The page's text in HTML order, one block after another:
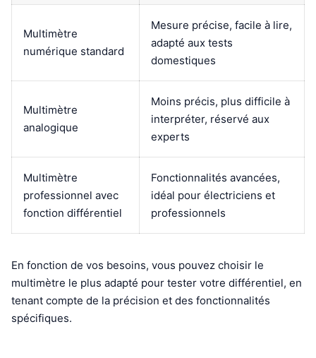
Multimètre
numérique standard
Mesure précise, facile à lire,
adapté aux tests
domestiques
Multimètre
analogique
Moins précis, plus difficile à
interpréter, réservé aux
experts
Multimètre
professionnel avec
fonction différentiel
Fonctionnalités avancées,
idéal pour électriciens et
professionnels
En fonction de vos besoins, vous pouvez choisir le
multimètre le plus adapté pour tester votre différentiel, en
tenant compte de la précision et des fonctionnalités
spécifiques.